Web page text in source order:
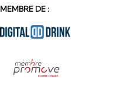
MEMBRE DE :